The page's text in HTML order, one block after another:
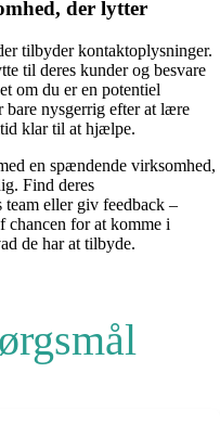
der lytter
tilbyder kontaktoplysninger.
til deres kunder og besvare
om du er en potentiel
bare nysgerrig efter at lære
klar til at hjælpe.
en spændende virksomhed,
Find deres
eller giv feedback –
chancen for at komme i
de har at tilbyde.